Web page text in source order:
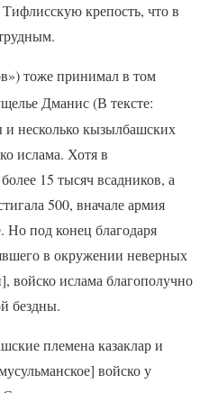
крепость, что в
тоже принимал в том
Дманис (В тексте:
несколько кызылбашских
ислама. Хотя в
15 тысяч всадников, а
500, вначале армия
Но под конец благодаря
в окружении неверных
войско ислама благополучно
бездны.
племена казаклар и
войско у